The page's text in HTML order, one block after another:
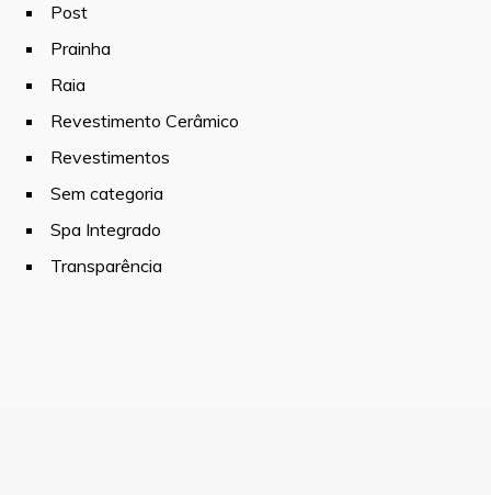
Post
Prainha
Raia
Revestimento Cerâmico
Revestimentos
Sem categoria
Spa Integrado
Transparência